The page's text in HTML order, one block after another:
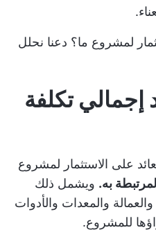
لمشروع ما؟ دعنا نحلل
تحديد إجمالي تكلفة
على الاستثمار لمشروع
به. ويشمل ذلك
والمعدات والأدوات
للمشروع.